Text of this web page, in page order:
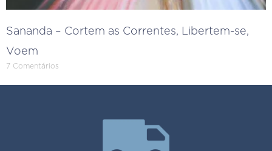
Sananda – Cortem as Correntes, Libertem-se,
Voem
7 Comentários